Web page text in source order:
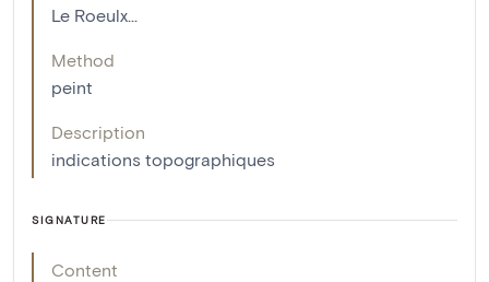
Le Roeulx...
Method
peint
Description
indications topographiques
SIGNATURE
Content